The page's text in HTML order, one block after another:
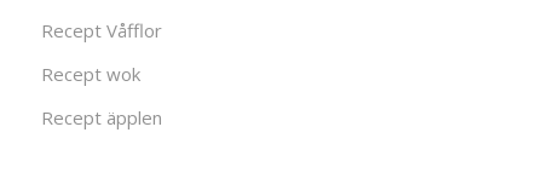
Recept Våfflor
Recept wok
Recept äpplen